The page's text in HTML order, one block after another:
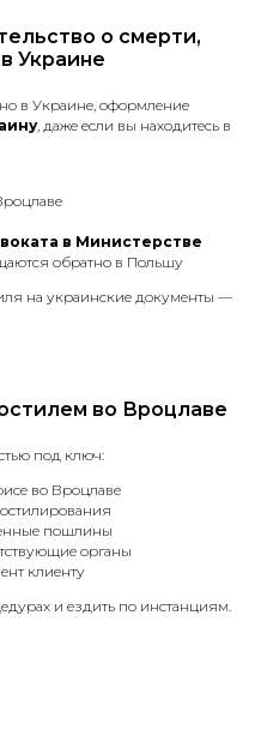
о смерти,
Украине
в Украине, оформление
, даже если вы находитесь в
в Министерстве
обратно в Польшу
на украинские документы —
во Вроцлаве
под ключ:
во Вроцлаве
пошлины
органы
клиенту
и ездить по инстанциям.
в